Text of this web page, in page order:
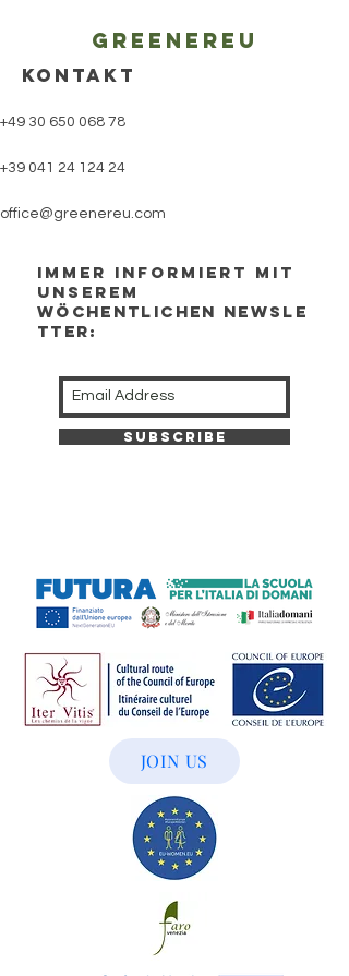
Greenereu
KONTAKT
+49 30 650 068 78
+39 041 24 124 24
office@greenereu.com
Immer Informiert mit
unserem
wöchentlichen newsle
tter:
Subscribe
JOIN US